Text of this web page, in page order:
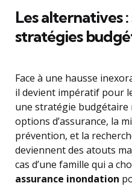
Les alternatives
stratégies
Face à une hausse
il devient impératif pour
une stratégie budgétaire
options d’assurance, la
prévention, et la
deviennent des atouts
cas d’une famille qui a
assurance inondation